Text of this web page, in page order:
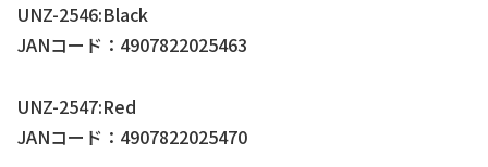
UNZ-2546:Black
JANコード：4907822025463
UNZ-2547:Red
JANコード：4907822025470